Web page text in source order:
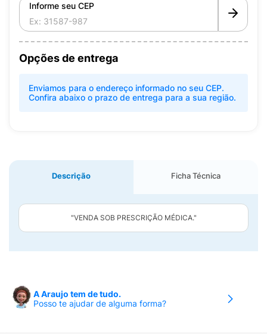
Informe seu CEP
Opções de entrega
Enviamos para o endereço informado no seu CEP.
Confira abaixo o prazo de entrega para a sua região.
Descrição Ficha Técnica
"VENDA SOB PRESCRIÇÃO MÉDICA."
A Araujo tem de tudo.
Posso te ajudar de alguma forma?